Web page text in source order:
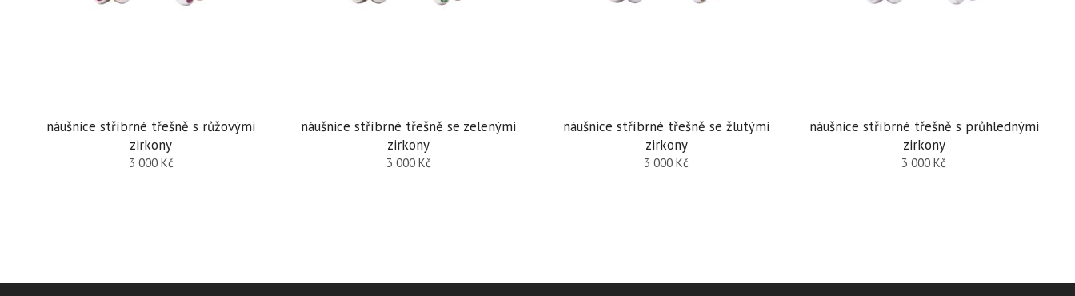
náušnice stříbrné třešně s růžovými
zirkony
3 000 Kč
náušnice stříbrné třešně se zelenými
zirkony
3 000 Kč
náušnice stříbrné třešně se žlutými
zirkony
3 000Kč
náušnice stříbrné třešně s průhlednými
zirkony
3 000Kč